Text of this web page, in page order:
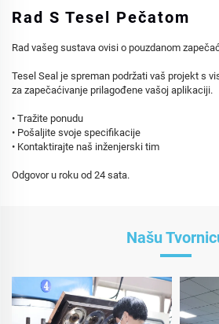
Rad S Tesel Pečatom
Rad vašeg sustava ovisi o pouzdanom
Tesel Seal je spreman podržati vaš projekt s
za zapečaćivanje prilagođene vašoj aplikaciji.
• Tražite ponudu
• Pošaljite svoje specifikacije
• Kontaktirajte naš inženjerski tim
Odgovor u roku od 24 sata.
Našu